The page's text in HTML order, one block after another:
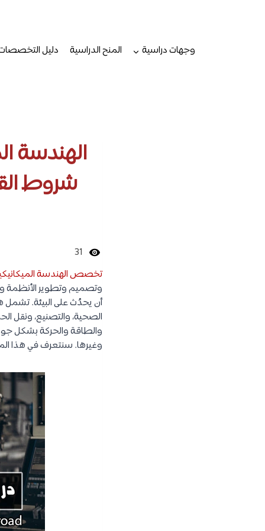
وجهات دراسية
المنح الدراسية دليل
الهندسة
شروط
31
تخصص الهندسة
وتصميم وتطوير الأنظمة
أن يحدُث على البيئة. تشمل
الصحية، والتصنيع، ونقل
والطاقة والحركة بشكل
وغيرها. سنتعرف في هذا